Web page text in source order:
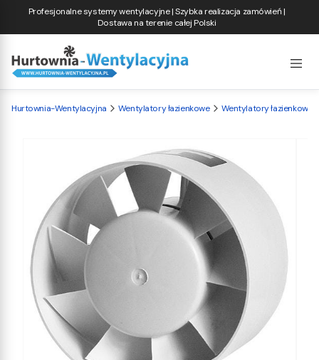
Profesjonalne systemy wentylacyjne | Szybka realizacja zamówień |
Dostawa na terenie całej Polski
Hurtownia-Wentylacyjna Wentylatory łazienkowe Wentylatory łazienkowe